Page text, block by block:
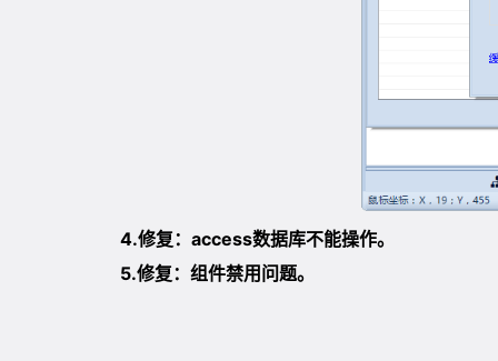
4.修复：access数据库不能操作。
5.修复：组件禁用问题。